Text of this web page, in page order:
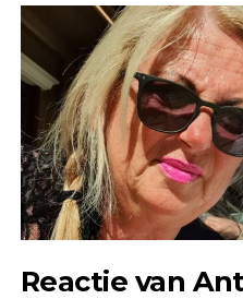
Reactie van